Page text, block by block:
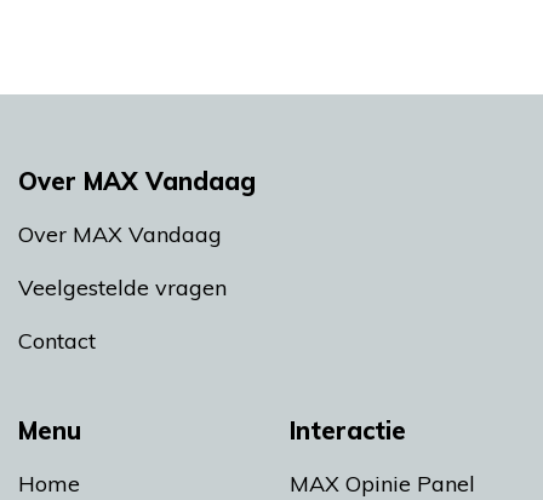
Menu
Home
Interactie
MAX Opinie Panel
Over MAX Vandaag
Over MAX Vandaag
Veelgestelde vragen
Contact